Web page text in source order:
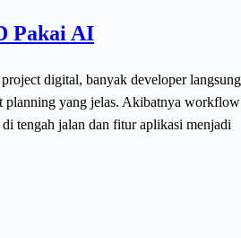
Pakai AI
digital, banyak developer langsung
planning yang jelas. Akibatnya workflow
tengah jalan dan fitur aplikasi menjadi